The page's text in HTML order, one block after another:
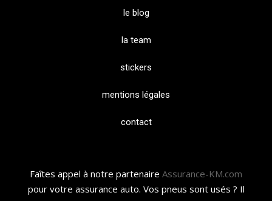
le blog
la team
stickers
mentions légales
contact
Faîtes appel à notre partenaire Assurance-KM.com
pour votre assurance auto. Vos pneus sont usés ? Il